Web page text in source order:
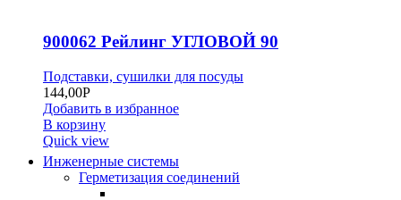
900062 Рейлинг УГЛОВОЙ 90
Подставки, сушилки для посуды
144,00Р
Добавить в избранное
В корзину
Quick view
Инженерные системы
Герметизация соединений